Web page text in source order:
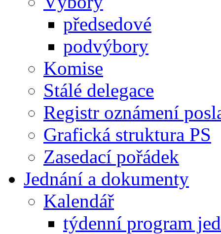
předsedové
podvýbory
Komise
Stálé delegace
Registr oznámení
Grafická struktura PS
Zasedací pořádek
Jednání a dokumenty
Kalendář
týdenní program